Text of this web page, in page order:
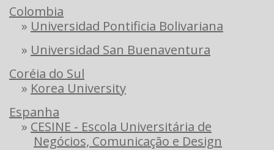
Colombia
» Universidad Pontificia Bolivariana
» Universidad San Buenaventura
Coréia do Sul
» Korea University
Espanha
» CESINE - Escola Universitária de
Negócios, Comunicação e Design